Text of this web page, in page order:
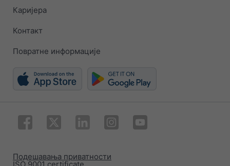
Каријера
Контакт
Повратне информације
ISO 9001 certificate
Подешавања приватности